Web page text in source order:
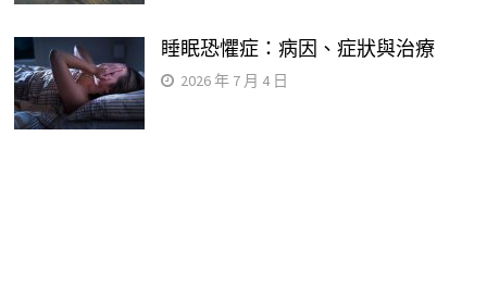
睡眠恐懼症：病因、症狀與治療
2026 年 7 月 4 日